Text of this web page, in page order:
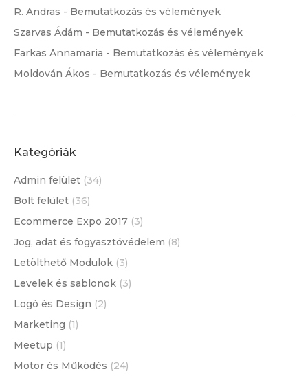
R. Andras - Bemutatkozás és vélemények
Szarvas Ádám - Bemutatkozás és vélemények
Farkas Annamaria - Bemutatkozás és vélemények
Moldován Ákos - Bemutatkozás és vélemények
Kategóriák
Admin felület (34)
Bolt felület (36)
Ecommerce Expo 2017 (3)
Jog, adat és fogyasztóvédelem (8)
Letölthető Modulok (3)
Levelek és sablonok (3)
Logó és Design (2)
Marketing (1)
Meetup (1)
Motor és Működés (24)